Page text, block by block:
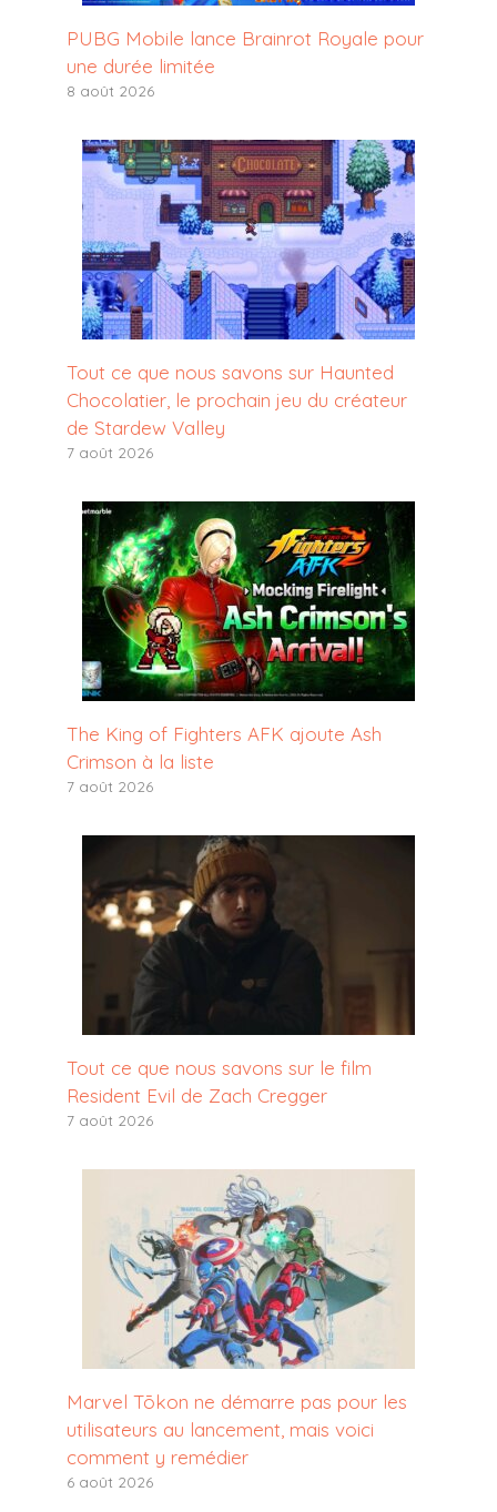
PUBG Mobile lance Brainrot Royale pour
une durée limitée
8 août 2026
Tout ce que nous savons sur Haunted
Chocolatier, le prochain jeu du créateur
de Stardew Valley
7 août 2026
The King of Fighters AFK ajoute Ash
Crimson à la liste
7 août 2026
Tout ce que nous savons sur le film
Resident Evil de Zach Cregger
7 août 2026
Marvel Tōkon ne démarre pas pour les
utilisateurs au lancement, mais voici
comment y remédier
6 août 2026